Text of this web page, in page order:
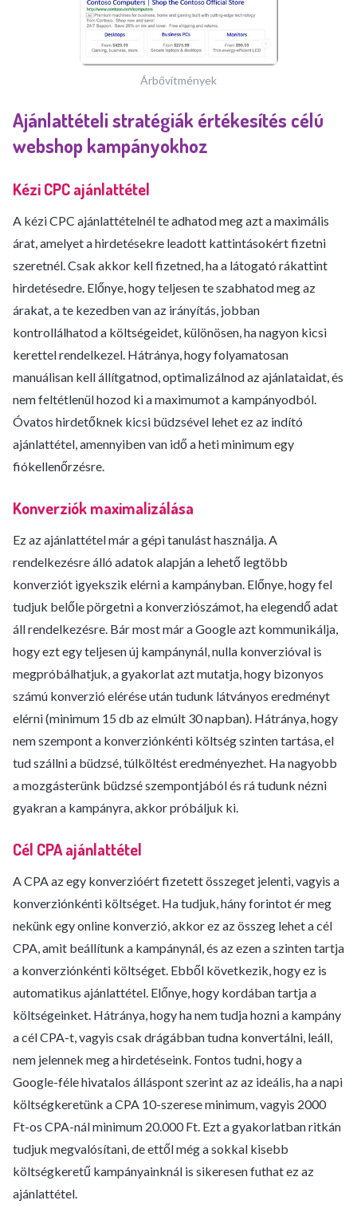
Árbővítmények
Ajánlattételi stratégiák értékesítés célú
webshop kampányokhoz
Kézi CPC ajánlattétel
A kézi CPC ajánlattételnél te adhatod meg azt a maximális
árat, amelyet a hirdetésekre leadott kattintásokért fizetni
szeretnél. Csak akkor kell fizetned, ha a látogató rákattint
hirdetésedre. Előnye, hogy teljesen te szabhatod meg az
árakat, a te kezedben van az irányítás, jobban
kontrollálhatod a költségeidet, különösen, ha nagyon kicsi
kerettel rendelkezel. Hátránya, hogy folyamatosan
manuálisan kell állítgatnod, optimalizálnod az ajánlataidat, és
nem feltétlenül hozod ki a maximumot a kampányodból.
Óvatos hirdetőknek kicsi büdzsével lehet ez az indító
ajánlattétel, amennyiben van idő a heti minimum egy
fiókellenőrzésre.
Konverziók maximalizálása
Ez az ajánlattétel már a gépi tanulást használja. A
rendelkezésre álló adatok alapján a lehető legtöbb
konverziót igyekszik elérni a kampányban. Előnye, hogy fel
tudjuk belőle pörgetni a konverziószámot, ha elegendő adat
áll rendelkezésre. Bár most már a Google azt kommunikálja,
hogy ezt egy teljesen új kampánynál, nulla konverzióval is
megpróbálhatjuk, a gyakorlat azt mutatja, hogy bizonyos
számú konverzió elérése után tudunk látványos eredményt
elérni (minimum 15 db az elmúlt 30 napban). Hátránya, hogy
nem szempont a konverziónkénti költség szinten tartása, el
tud szállni a büdzsé, túlköltést eredményezhet. Ha nagyobb
a mozgásterünk büdzsé szempontjából és rá tudunk nézni
gyakran a kampányra, akkor próbáljuk ki.
Cél CPA ajánlattétel
A CPA az egy konverzióért fizetett összeget jelenti, vagyis a
konverziónkénti költséget. Ha tudjuk, hány forintot ér meg
nekünk egy online konverzió, akkor ez az összeg lehet a cél
CPA, amit beállítunk a kampánynál, és az ezen a szinten tartja
a konverziónkénti költséget. Ebből következik, hogy ez is
automatikus ajánlattétel. Előnye, hogy kordában tartja a
költségeinket. Hátránya, hogy ha nem tudja hozni a kampány
a cél CPA-t, vagyis csak drágábban tudna konvertálni, leáll,
nem jelennek meg a hirdetéseink. Fontos tudni, hogy a
Google-féle hivatalos álláspont szerint az az ideális, ha a napi
költségkeretünk a CPA 10-szerese minimum, vagyis 2000
Ft-os CPA-nál minimum 20.000 Ft. Ezt a gyakorlatban ritkán
tudjuk megvalósítani, de ettől még a sokkal kisebb
költségkeretű kampányainknál is sikeresen futhat ez az
ajánlattétel.